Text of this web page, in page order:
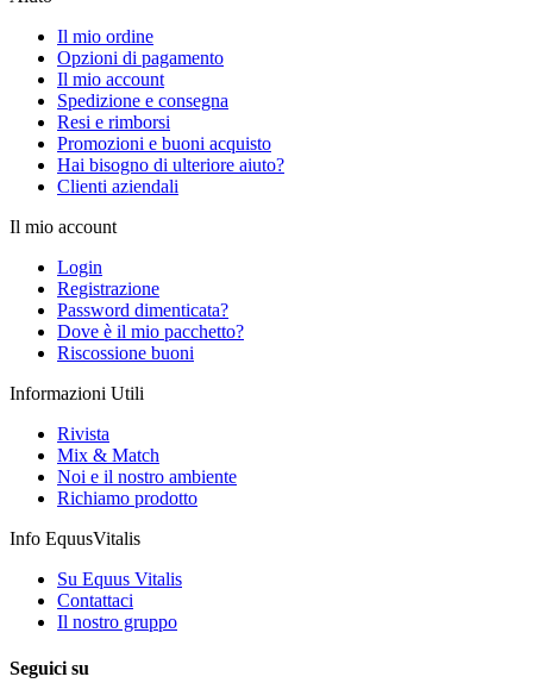
Il mio ordine
Opzioni di pagamento
Il mio account
Spedizione e consegna
Resi e rimborsi
Promozioni e buoni acquisto
Hai bisogno di ulteriore aiuto?
Clienti aziendali
Il mio account
Login
Registrazione
Password dimenticata?
Dove è il mio pacchetto?
Riscossione buoni
Informazioni Utili
Rivista
Mix & Match
Noi e il nostro ambiente
Richiamo prodotto
Info EquusVitalis
Su Equus Vitalis
Contattaci
Il nostro gruppo
Seguici su